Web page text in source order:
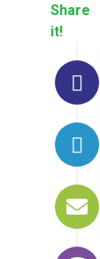
Share
it!